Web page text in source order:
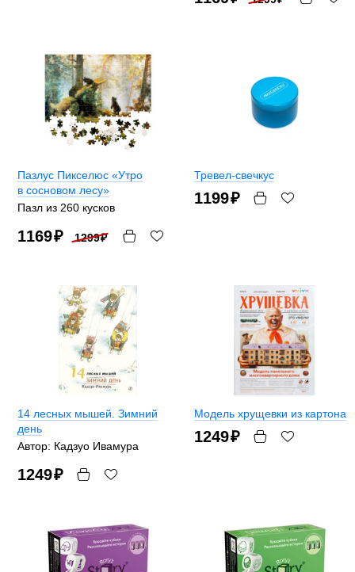
Пазлус Пикселюс «Утро
в сосновом лесу»
Пазл из 260 кусков
1169₽ 1299₽
Тревел-свечкус
1199₽
14 лесных мышей. Зимний
день
Автор: Кадзуо Ивамура
1249₽
Модель хрущевки из картона
1249₽